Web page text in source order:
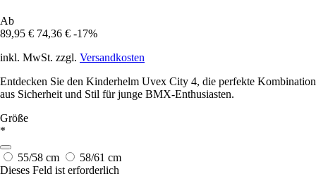
Ab
89,95 € 74,36 € -17%
inkl. MwSt. zzgl. Versandkosten
Entdecken Sie den Kinderhelm Uvex City 4, die perfekte Kombination
aus Sicherheit und Stil für junge BMX-Enthusiasten.
Größe
*
55/58 cm
58/61 cm
Dieses Feld ist erforderlich